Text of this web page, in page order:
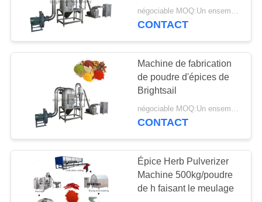
VISITE
DE
L'USINE
CONTRÔLE
QUALITÉ
CONTACTEZ-
NOUS
machine de broyeur
de poudre
59
90
marteaux Machine de
fabrication de poudre de
négociable MOQ:Un ensemble
CONTACT
Machine de fabrication
de poudre d'épices de
Brightsail
négociable MOQ:Un ensemble
CONTACT
Épice Herb Pulverizer
Machine 500kg/poudre
de h faisant le meulage